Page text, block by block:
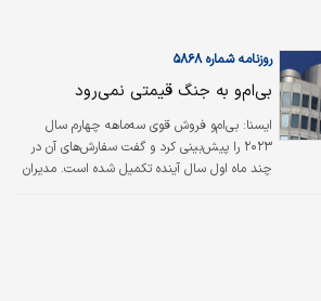
وام بالاتری را بپردازند. این موضوع تا حد زیادی
کاهش قیمت‌ها توسط خودروسازان را برای تحریک
تقاضا، جبران می‌کند. پلستار که در ۲۷ بازار در
سطح جهان فعالیت می‌کند، گفت که حدود
۶۰هزار دستگاه خودرو در سال جاری تحویل خواهد
داد. این شرکت که توسط جیلی و ولوو…
روزنامه شماره ۵۸۶۸
بی‌ام‌و به جنگ قیمتی نمی‌رود
ایسنا: بی‌ام‌و فروش قوی سه‌ماهه چهارم سال
۲۰۲۳ را پیش‌بینی کرد و گفت سفارش‌های آن در
چند ماه اول سال آینده تکمیل شده است. مدیران